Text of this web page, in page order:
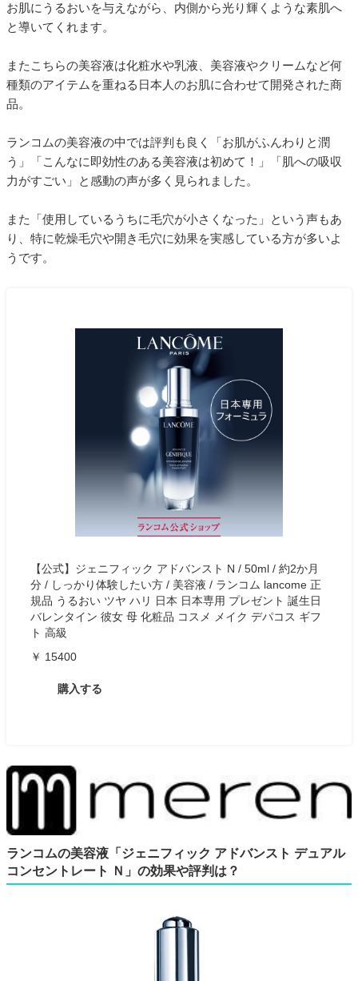
お肌にうるおいを与えながら、内側から光り輝くような素肌へ
と導いてくれます。
またこちらの美容液は化粧水や乳液、美容液やクリームなど何
種類のアイテムを重ねる日本人のお肌に合わせて開発された商
品。
ランコムの美容液の中では評判も良く「お肌がふんわりと潤
う」「こんなに即効性のある美容液は初めて！」「肌への吸収
力がすごい」と感動の声が多く見られました。
また「使用しているうちに毛穴が小さくなった」という声もあ
り、特に乾燥毛穴や開き毛穴に効果を実感している方が多いよ
うです。
【公式】ジェニフィック アドバンスト N / 50ml / 約2か月
分 / しっかり体験したい方 / 美容液 / ランコム lancome 正
規品 うるおい ツヤ ハリ 日本 日本専用 プレゼント 誕生日
バレンタイン 彼女 母 化粧品 コスメ メイク デパコス ギフ
ト 高級
￥ 15400
購入する
ランコムの美容液「ジェニフィック アドバンスト デュアル
コンセントレート Ｎ」の効果や評判は？